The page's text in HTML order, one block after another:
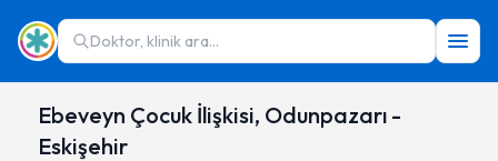
Doktor, klinik ara...
Ebeveyn Çocuk İlişkisi, Odunpazarı -
Eskişehir